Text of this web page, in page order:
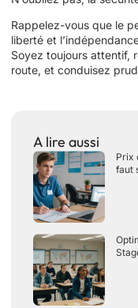
Rappelez-vous que le
liberté et
Soyez toujours attentif,
route, et conduisez
A lire aussi
Prix
faut